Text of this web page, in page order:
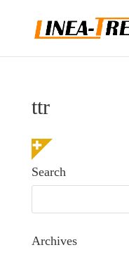
ttr
Search
Archives